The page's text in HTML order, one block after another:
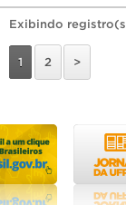
Exibindo
1 2 >